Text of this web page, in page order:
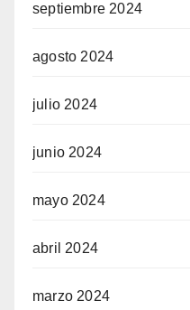
septiembre 2024
agosto 2024
julio 2024
junio 2024
mayo 2024
abril 2024
marzo 2024